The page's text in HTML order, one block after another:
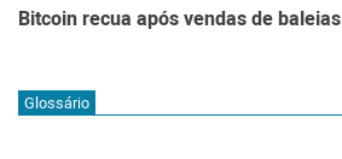
Bitcoin recua após vendas de
Glossário